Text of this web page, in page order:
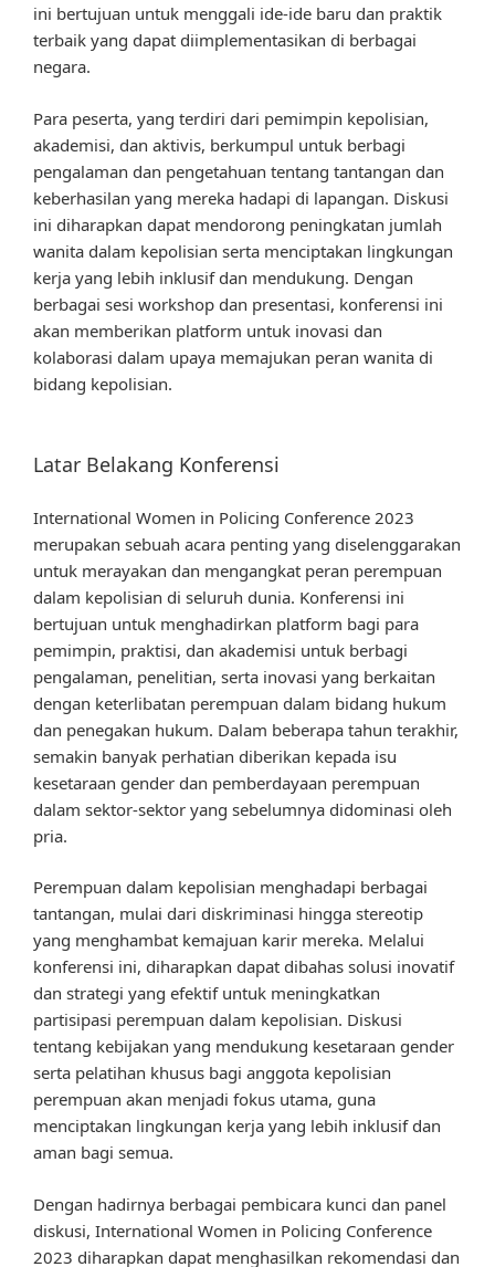
ini bertujuan untuk menggali ide-ide baru dan praktik
terbaik yang dapat diimplementasikan di berbagai
negara.
Para peserta, yang terdiri dari pemimpin kepolisian,
akademisi, dan aktivis, berkumpul untuk berbagi
pengalaman dan pengetahuan tentang tantangan dan
keberhasilan yang mereka hadapi di lapangan. Diskusi
ini diharapkan dapat mendorong peningkatan jumlah
wanita dalam kepolisian serta menciptakan lingkungan
kerja yang lebih inklusif dan mendukung. Dengan
berbagai sesi workshop dan presentasi, konferensi ini
akan memberikan platform untuk inovasi dan
kolaborasi dalam upaya memajukan peran wanita di
bidang kepolisian.
Latar Belakang Konferensi
International Women in Policing Conference 2023
merupakan sebuah acara penting yang diselenggarakan
untuk merayakan dan mengangkat peran perempuan
dalam kepolisian di seluruh dunia. Konferensi ini
bertujuan untuk menghadirkan platform bagi para
pemimpin, praktisi, dan akademisi untuk berbagi
pengalaman, penelitian, serta inovasi yang berkaitan
dengan keterlibatan perempuan dalam bidang hukum
dan penegakan hukum. Dalam beberapa tahun terakhir,
semakin banyak perhatian diberikan kepada isu
kesetaraan gender dan pemberdayaan perempuan
dalam sektor-sektor yang sebelumnya didominasi oleh
pria.
Perempuan dalam kepolisian menghadapi berbagai
tantangan, mulai dari diskriminasi hingga stereotip
yang menghambat kemajuan karir mereka. Melalui
konferensi ini, diharapkan dapat dibahas solusi inovatif
dan strategi yang efektif untuk meningkatkan
partisipasi perempuan dalam kepolisian. Diskusi
tentang kebijakan yang mendukung kesetaraan gender
serta pelatihan khusus bagi anggota kepolisian
perempuan akan menjadi fokus utama, guna
menciptakan lingkungan kerja yang lebih inklusif dan
aman bagi semua.
Dengan hadirnya berbagai pembicara kunci dan panel
diskusi, International Women in Policing Conference
2023 diharapkan dapat menghasilkan rekomendasi dan